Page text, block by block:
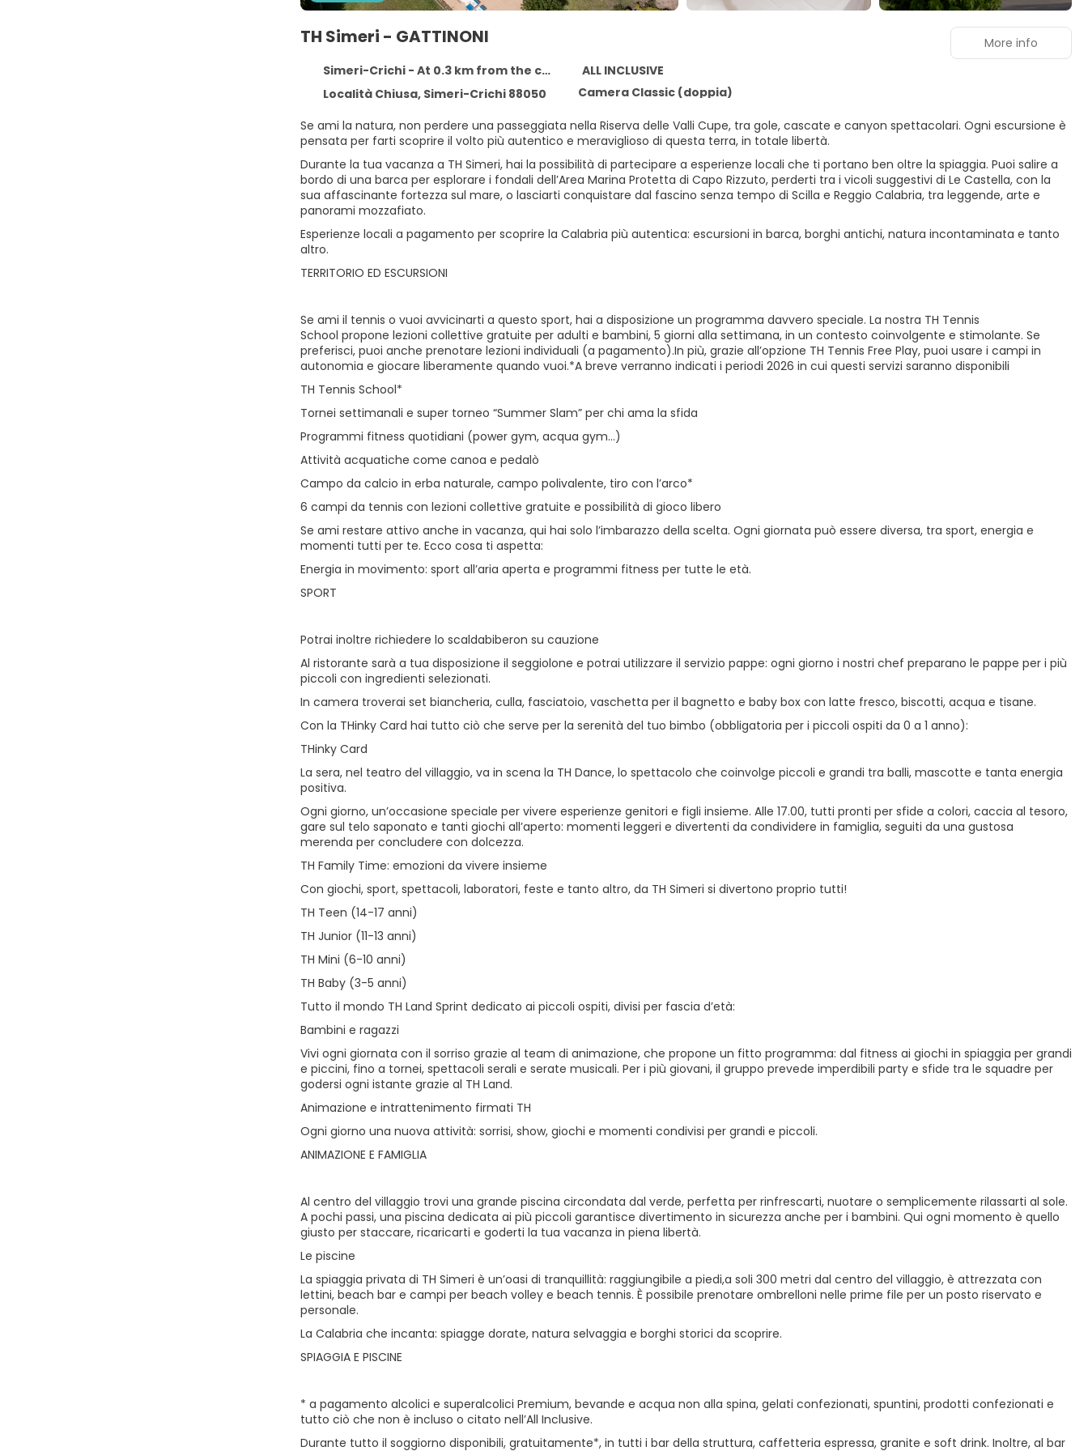
TH Simeri - GATTINONI
Simeri-Crichi - At 0.3 km from the centre
ALL INCLUSIVE
Località Chiusa, Simeri-Crichi 88050
Camera Classic (doppia)
Durante tutto il soggiorno disponibili, gratuitamente*, in tutti i bar della struttura, caffetteria espressa, granite e soft drink. Inoltre, al bar
* a pagamento alcolici e superalcolici Premium, bevande e acqua non alla spina, gelati confezionati, spuntini, prodotti confezionati e
tutto ciò che non è incluso o citato nell’All Inclusive.
SPIAGGIA E PISCINE
La Calabria che incanta: spiagge dorate, natura selvaggia e borghi storici da scoprire.
La spiaggia privata di TH Simeri è un’oasi di tranquillità: raggiungibile a piedi,a soli 300 metri dal centro del villaggio, è attrezzata con
lettini, beach bar e campi per beach volley e beach tennis. È possibile prenotare ombrelloni nelle prime file per un posto riservato e
personale.
Le piscine
Al centro del villaggio trovi una grande piscina circondata dal verde, perfetta per rinfrescarti, nuotare o semplicemente rilassarti al sole.
A pochi passi, una piscina dedicata ai più piccoli garantisce divertimento in sicurezza anche per i bambini. Qui ogni momento è quello
giusto per staccare, ricaricarti e goderti la tua vacanza in piena libertà.
ANIMAZIONE E FAMIGLIA
Ogni giorno una nuova attività: sorrisi, show, giochi e momenti condivisi per grandi e piccoli.
Animazione e intrattenimento firmati TH
Vivi ogni giornata con il sorriso grazie al team di animazione, che propone un fitto programma: dal fitness ai giochi in spiaggia per grandi
e piccini, fino a tornei, spettacoli serali e serate musicali. Per i più giovani, il gruppo prevede imperdibili party e sfide tra le squadre per
godersi ogni istante grazie al TH Land.
Bambini e ragazzi
Tutto il mondo TH Land Sprint dedicato ai piccoli ospiti, divisi per fascia d’età:
TH Baby (3-5 anni)
TH Mini (6-10 anni)
TH Junior (11-13 anni)
TH Teen (14-17 anni)
Con giochi, sport, spettacoli, laboratori, feste e tanto altro, da TH Simeri si divertono proprio tutti!
TH Family Time: emozioni da vivere insieme
Ogni giorno, un’occasione speciale per vivere esperienze genitori e figli insieme. Alle 17.00, tutti pronti per sfide a colori, caccia al tesoro,
gare sul telo saponato e tanti giochi all’aperto: momenti leggeri e divertenti da condividere in famiglia, seguiti da una gustosa
merenda per concludere con dolcezza.
La sera, nel teatro del villaggio, va in scena la TH Dance, lo spettacolo che coinvolge piccoli e grandi tra balli, mascotte e tanta energia
positiva.
THinky Card
Con la THinky Card hai tutto ciò che serve per la serenità del tuo bimbo (obbligatoria per i piccoli ospiti da 0 a 1 anno):
In camera troverai set biancheria, culla, fasciatoio, vaschetta per il bagnetto e baby box con latte fresco, biscotti, acqua e tisane.
Al ristorante sarà a tua disposizione il seggiolone e potrai utilizzare il servizio pappe: ogni giorno i nostri chef preparano le pappe per i più
piccoli con ingredienti selezionati.
Potrai inoltre richiedere lo scaldabiberon su cauzione
SPORT
Energia in movimento: sport all’aria aperta e programmi fitness per tutte le età.
Se ami restare attivo anche in vacanza, qui hai solo l’imbarazzo della scelta. Ogni giornata può essere diversa, tra sport, energia e
momenti tutti per te. Ecco cosa ti aspetta:
6 campi da tennis con lezioni collettive gratuite e possibilità di gioco libero
Campo da calcio in erba naturale, campo polivalente, tiro con l’arco*
Attività acquatiche come canoa e pedalò
Programmi fitness quotidiani (power gym, acqua gym…)
Tornei settimanali e super torneo “Summer Slam” per chi ama la sfida
TH Tennis School*
Se ami il tennis o vuoi avvicinarti a questo sport, hai a disposizione un programma davvero speciale. La nostra TH Tennis
School propone lezioni collettive gratuite per adulti e bambini, 5 giorni alla settimana, in un contesto coinvolgente e stimolante. Se
preferisci, puoi anche prenotare lezioni individuali (a pagamento).In più, grazie all’opzione TH Tennis Free Play, puoi usare i campi in
autonomia e giocare liberamente quando vuoi.*A breve verranno indicati i periodi 2026 in cui questi servizi saranno disponibili
TERRITORIO ED ESCURSIONI
Esperienze locali a pagamento per scoprire la Calabria più autentica: escursioni in barca, borghi antichi, natura incontaminata e tanto
altro.
Durante la tua vacanza a TH Simeri, hai la possibilità di partecipare a esperienze locali che ti portano ben oltre la spiaggia. Puoi salire a
bordo di una barca per esplorare i fondali dell’Area Marina Protetta di Capo Rizzuto, perderti tra i vicoli suggestivi di Le Castella, con la
sua affascinante fortezza sul mare, o lasciarti conquistare dal fascino senza tempo di Scilla e Reggio Calabria, tra leggende, arte e
panorami mozzafiato.
Se ami la natura, non perdere una passeggiata nella Riserva delle Valli Cupe, tra gole, cascate e canyon spettacolari. Ogni escursione è
pensata per farti scoprire il volto più autentico e meraviglioso di questa terra, in totale libertà.
More info